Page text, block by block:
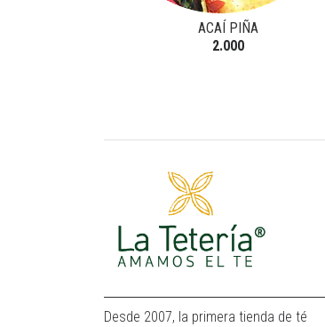
ACAÍ PIÑA
2.000
Desde 2007, la primera tienda de té